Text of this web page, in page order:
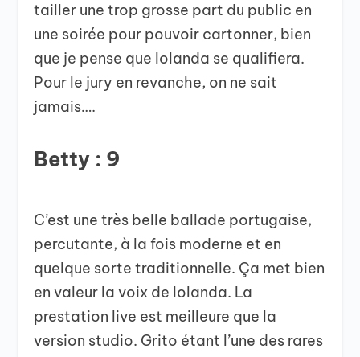
tailler une trop grosse part du public en
une soirée pour pouvoir cartonner, bien
que je pense que Iolanda se qualifiera.
Pour le jury en revanche, on ne sait
jamais….
Betty : 9
C’est une très belle ballade portugaise,
percutante, à la fois moderne et en
quelque sorte traditionnelle. Ça met bien
en valeur la voix de Iolanda. La
prestation live est meilleure que la
version studio. Grito étant l’une des rares